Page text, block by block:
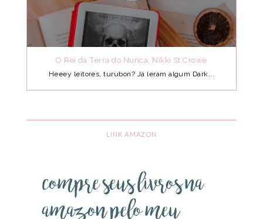
O Rei da Terra do Nunca, Nikki St.Crowe
Heeey leitores, turubon? Já leram algum Dark...
LINK AMAZON